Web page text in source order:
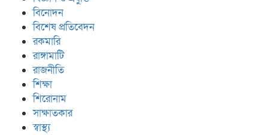
বিনোদন
বিশেষ প্রতিবেদন
রকমারি
রাঙ্গামাটি
রাজনীতি
শিক্ষা
শিরোনাম
সাক্ষাতকার
স্বাস্থ্য